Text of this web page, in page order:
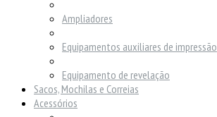
Ampliadores
Equipamentos auxiliares de impressão
Equipamento de revelação
Sacos, Mochilas e Correias
Acessórios